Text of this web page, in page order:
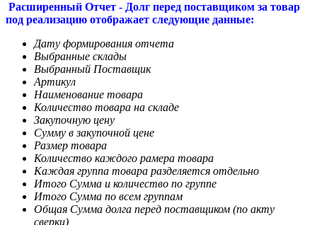
Расширенный Отчет - Долг перед поставщиком за товар
под реализацию отображает следующие данные:
Дату формирования отчета
Выбранные склады
Выбранный Поставщик
Артикул
Наименование товара
Количество товара на складе
Закупочную цену
Сумму в закупочной цене
Размер товара
Количество каждого рамера товара
Каждая группа товара разделяется отдельно
Итого Сумма и количество по группе
Итого Сумма по всем группам
Общая Сумма долга перед поставщиком (по акту
сверки)